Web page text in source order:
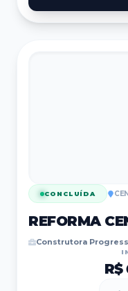
CONCLUÍDA
Construtora
R$